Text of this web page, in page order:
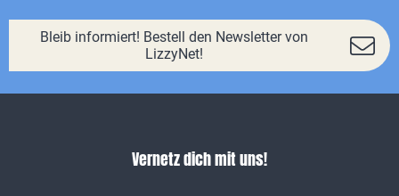
Bleib informiert! Bestell den Newsletter von
LizzyNet!
Vernetz dich mit uns!